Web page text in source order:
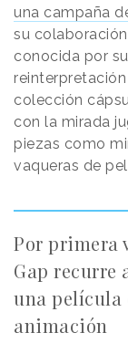
una campaña
su
conocida por
colección
con la mirada
piezas como
vaqueras de
Por primera
Gap recurre
una película
animación